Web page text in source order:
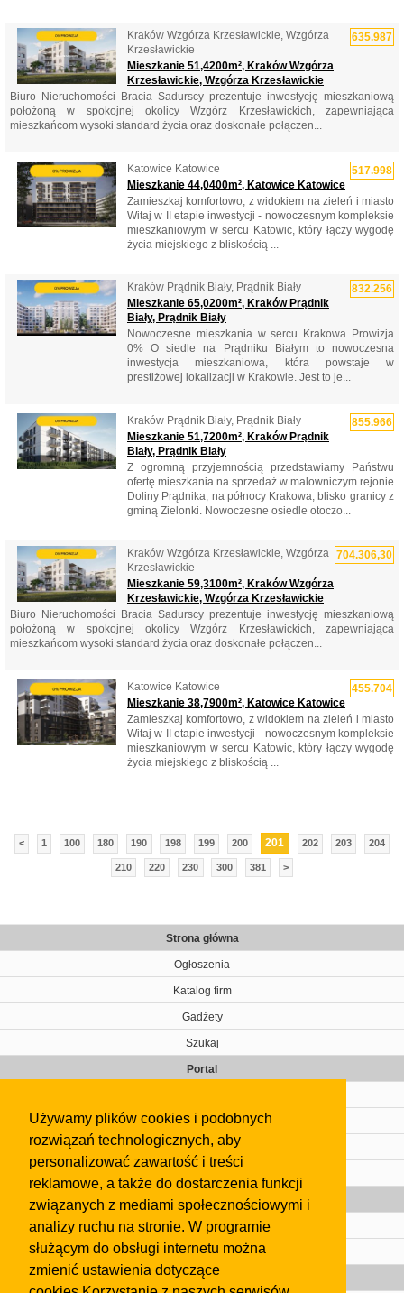
Używamy plików cookies i podobnych
rozwiązań technologicznych, aby
personalizować zawartość i treści
reklamowe, a także do dostarczenia funkcji
związanych z mediami społecznościowymi i
analizy ruchu na stronie. W programie
służącym do obsługi internetu można
zmienić ustawienia dotyczące
635.987
Kraków Wzgórza Krzesławickie, Wzgórza
Krzesławickie
Mieszkanie 51,4200m², Kraków Wzgórza
Krzesławickie, Wzgórza Krzesławickie
Biuro Nieruchomości Bracia Sadurscy prezentuje inwestycję mieszkaniową
położoną w spokojnej okolicy Wzgórz Krzesławickich, zapewniająca
mieszkańcom wysoki standard życia oraz doskonałe połączen...
517.998
Katowice Katowice
Mieszkanie 44,0400m², Katowice Katowice
Zamieszkaj komfortowo, z widokiem na zieleń i miasto
Witaj w II etapie inwestycji - nowoczesnym kompleksie
mieszkaniowym w sercu Katowic, który łączy wygodę
życia miejskiego z bliskością ...
832.256
Kraków Prądnik Biały, Prądnik Biały
Mieszkanie 65,0200m², Kraków Prądnik
Biały, Prądnik Biały
Nowoczesne mieszkania w sercu Krakowa Prowizja
0% O siedle na Prądniku Białym to nowoczesna
inwestycja mieszkaniowa, która powstaje w
prestiżowej lokalizacji w Krakowie. Jest to je...
855.966
Kraków Prądnik Biały, Prądnik Biały
Mieszkanie 51,7200m², Kraków Prądnik
Biały, Prądnik Biały
Z ogromną przyjemnością przedstawiamy Państwu
ofertę mieszkania na sprzedaż w malowniczym rejonie
Doliny Prądnika, na północy Krakowa, blisko granicy z
gminą Zielonki. Nowoczesne osiedle otoczo...
704.306,30
Kraków Wzgórza Krzesławickie, Wzgórza
Krzesławickie
Mieszkanie 59,3100m², Kraków Wzgórza
Krzesławickie, Wzgórza Krzesławickie
Biuro Nieruchomości Bracia Sadurscy prezentuje inwestycję mieszkaniową
położoną w spokojnej okolicy Wzgórz Krzesławickich, zapewniająca
mieszkańcom wysoki standard życia oraz doskonałe połączen...
455.704
Katowice Katowice
Mieszkanie 38,7900m², Katowice Katowice
Zamieszkaj komfortowo, z widokiem na zieleń i miasto
Witaj w II etapie inwestycji - nowoczesnym kompleksie
mieszkaniowym w sercu Katowic, który łączy wygodę
życia miejskiego z bliskością ...
< 1 100 180 190 198 199 200 201 202 203 204
210 220 230 300 381 >
Strona główna
Ogłoszenia
Katalog firm
Gadżety
Szukaj
Portal
Kontakt
Regulamin
Gazeta
Olkusz
Kontakt
Strefa dla biznesu